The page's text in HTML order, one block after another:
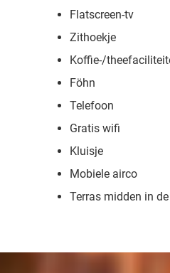
Flatscreen-tv
Zithoekje
Koffie-/
Föhn
Telefoon
Gratis wifi
Kluisje
Mobiele airco
Terras midden in